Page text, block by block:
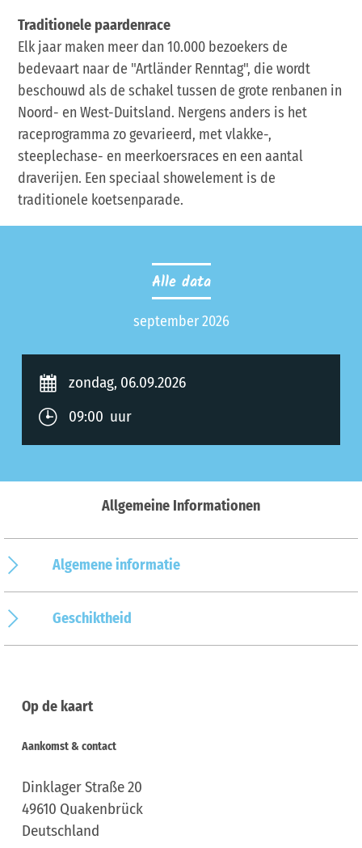
Traditionele paardenrace
Elk jaar maken meer dan 10.000 bezoekers de
bedevaart naar de "Artländer Renntag", die wordt
beschouwd als de schakel tussen de grote renbanen in
Noord- en West-Duitsland. Nergens anders is het
raceprogramma zo gevarieerd, met vlakke-,
steeplechase- en meerkoersraces en een aantal
draverijen. Een speciaal showelement is de
traditionele koetsenparade.
Alle data
september 2026
zondag, 06.09.2026
09:00 uur
Allgemeine Informationen
Algemene informatie
Geschiktheid
Op de kaart
Aankomst & contact
Dinklager Straße 20
49610 Quakenbrück
Deutschland